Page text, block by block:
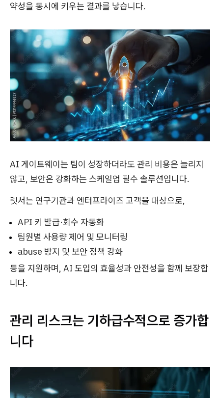
약성을 동시에 키우는 결과를 낳습니다.
AI 게이트웨이는 팀이 성장하더라도 관리 비용은 늘리지
않고, 보안은 강화하는 스케일업 필수 솔루션입니다.
렛서는 연구기관과 엔터프라이즈 고객을 대상으로,
API 키 발급·회수 자동화
팀원별 사용량 제어 및 모니터링
abuse 방지 및 보안 정책 강화
등을 지원하며, AI 도입의 효율성과 안전성을 함께 보장합
니다.
관리 리스크는 기하급수적으로 증가합
니다